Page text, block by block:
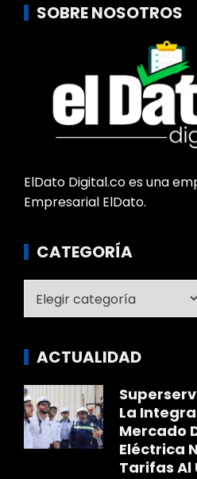
SOBRE NOSOTROS
ElDato Digital.co es una
Empresarial ElDato.
CATEGORÍA
ACTUALIDAD
La
Mercado
Eléctrica
Tarifas Al